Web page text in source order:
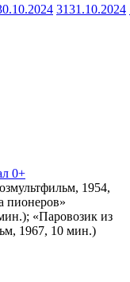
3131.10.2024
0+
1954,
пионеров»
«Паровозик из
1967, 10 мин.)